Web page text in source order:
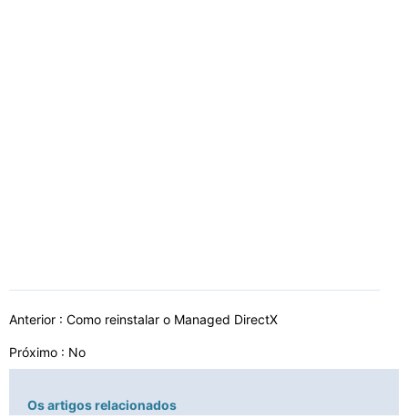
Anterior : Como reinstalar o Managed DirectX
Próximo : No
Os artigos relacionados